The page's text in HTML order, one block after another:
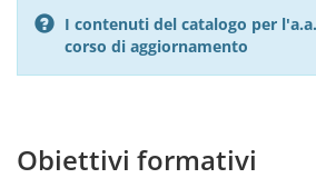
I contenuti del catalogo per
corso di aggiornamento
Obiettivi formativi